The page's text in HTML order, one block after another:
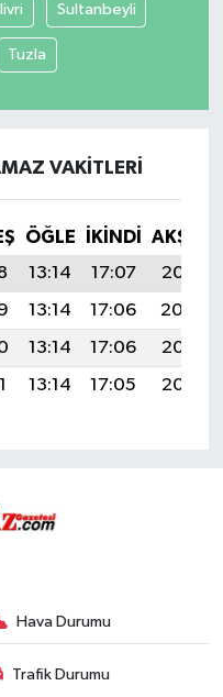
Sultanbeyli
Tuzla
VAKITLERI
ÖĞLE İKINDI
AKŞAM
13:14 17:07
20:21
13:14 17:06
20:19
13:14 17:06
20:18
13:14 17:05 20:17
Hava Durumu
Trafik Durumu